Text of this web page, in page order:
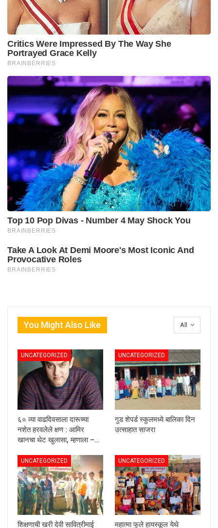
All
You Might Also Like
UNCATEGORIZED
६० व्या वाढदिवसाला दारूच्या
नशेत हरवलेले क्षण : आमिर
खानचा थेट खुलासा, म्हणाला –…
UNCATEGORIZED
गुड शेपर्ड स्कुलमध्ये बालिका दिन
उत्साहात साजरा
UNCATEGORIZED
शिक्षणाची खरी देवी सावित्रीमाई
UNCATEGORIZED
महात्मा फुले हायस्कूल येथे